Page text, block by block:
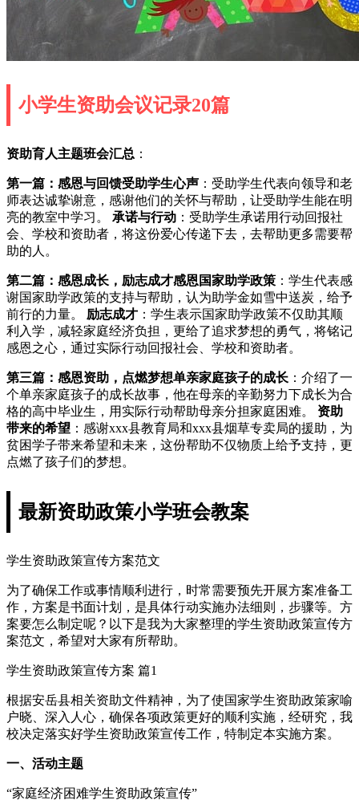
小学生资助会议记录20篇
资助育人主题班会汇总 ：
第一篇：感恩与回馈受助学生心声 ：受助学生代表向领导和老
师表达诚挚谢意，感谢他们的关怀与帮助，让受助学生能在明
亮的教室中学习。 承诺与行动 ：受助学生承诺用行动回报社
会、学校和资助者，将这份爱心传递下去，去帮助更多需要帮
助的人。
第二篇：感恩成长，励志成才感恩国家助学政策 ：学生代表感
谢国家助学政策的支持与帮助，认为助学金如雪中送炭，给予
前行的力量。 励志成才 ：学生表示国家助学政策不仅助其顺
利入学，减轻家庭经济负担，更给了追求梦想的勇气，将铭记
感恩之心，通过实际行动回报社会、学校和资助者。
第三篇：感恩资助，点燃梦想单亲家庭孩子的成长 ：介绍了一
个单亲家庭孩子的成长故事，他在母亲的辛勤努力下成长为合
格的高中毕业生，用实际行动帮助母亲分担家庭困难。 资助
带来的希望 ：感谢xxx县教育局和xxx县烟草专卖局的援助，为
贫困学子带来希望和未来，这份帮助不仅物质上给予支持，更
点燃了孩子们的梦想。
最新资助政策小学班会教案
学生资助政策宣传方案范文
为了确保工作或事情顺利进行，时常需要预先开展方案准备工
作，方案是书面计划，是具体行动实施办法细则，步骤等。方
案要怎么制定呢？以下是我为大家整理的学生资助政策宣传方
案范文，希望对大家有所帮助。
学生资助政策宣传方案 篇1
根据安岳县相关资助文件精神，为了使国家学生资助政策家喻
户晓、深入人心，确保各项政策更好的顺利实施，经研究，我
校决定落实好学生资助政策宣传工作，特制定本实施方案。
一、活动主题
“家庭经济困难学生资助政策宣传”